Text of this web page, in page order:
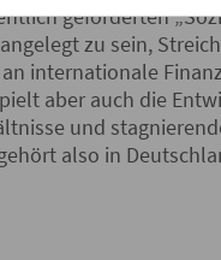
geförderten
zu sein,
internationale
aber auch die
und
also in